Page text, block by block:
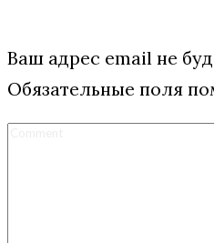
Ваш адрес email не
Обязательные поля